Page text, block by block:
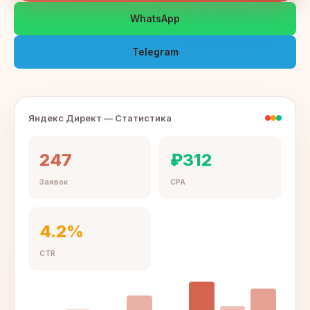
WhatsApp
Telegram
Яндекс Директ — Статистика
247
Заявок
₽312
CPA
4.2%
CTR